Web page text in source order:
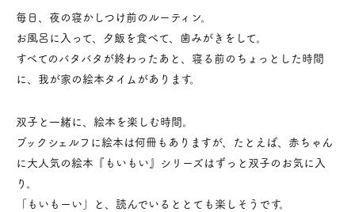
毎日、夜の寝かしつけ前のルーティン。
お風呂に入って、夕飯を食べて、歯みがきをして。
すべてのバタバタが終わったあと、寝る前のちょっとした時間
に、我が家の絵本タイムがあります。
双子と一緒に、絵本を楽しむ時間。
ブックシェルフに絵本は何冊もありますが、たとえば、赤ちゃん
に大人気の絵本『もいもい』シリーズはずっと双子のお気に入
り。
「もいもーい」と、読んでいるととても楽しそうです。